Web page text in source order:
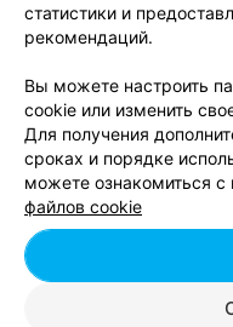
Связаться по
Написать
Обработка
© 2026 ООО «Артокс Лаб»,
|
статистики и
рекомендаций.
Вы можете настроить
cookie или изменить
Для получения
сроках и порядке
можете ознакомиться с
файлов cookie